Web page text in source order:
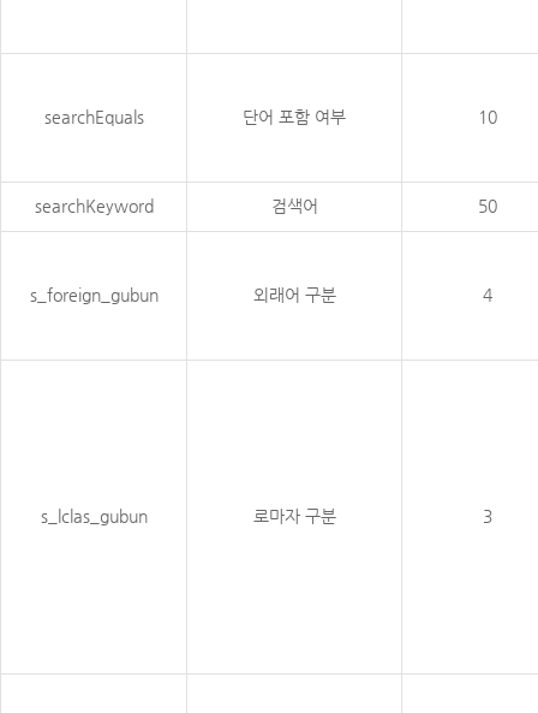
searchEquals 단어 포함 여부 10
searchKeyword 검색어 50
s_foreign_gubun 외래어 구분 4
s_lclas_gubun 로마자 구분 3